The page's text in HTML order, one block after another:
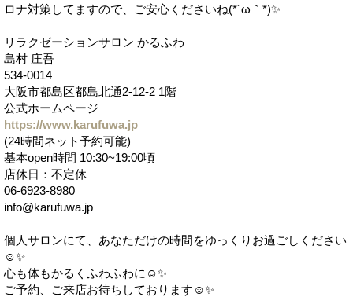
ロナ対策してますので、ご安心くださいね(*´ω｀*)✨
リラクゼーションサロン かるふわ
島村 庄吾
534-0014
大阪市都島区都島北通2-12-2 1階
公式ホームページ
https://www.karufuwa.jp
(24時間ネット予約可能)
基本open時間 10:30~19:00頃
店休日：不定休
06-6923-8980
info@karufuwa.jp
個人サロンにて、あなただけの時間をゆっくりお過ごしください
☺️✨
心も体もかるくふわふわに☺️✨
ご予約、ご来店お待ちしております☺️✨